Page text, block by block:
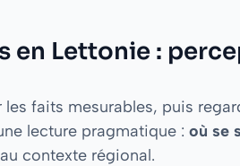
en Lettonie :
faits mesurables, puis
lecture pragmatique : où se
contexte régional.